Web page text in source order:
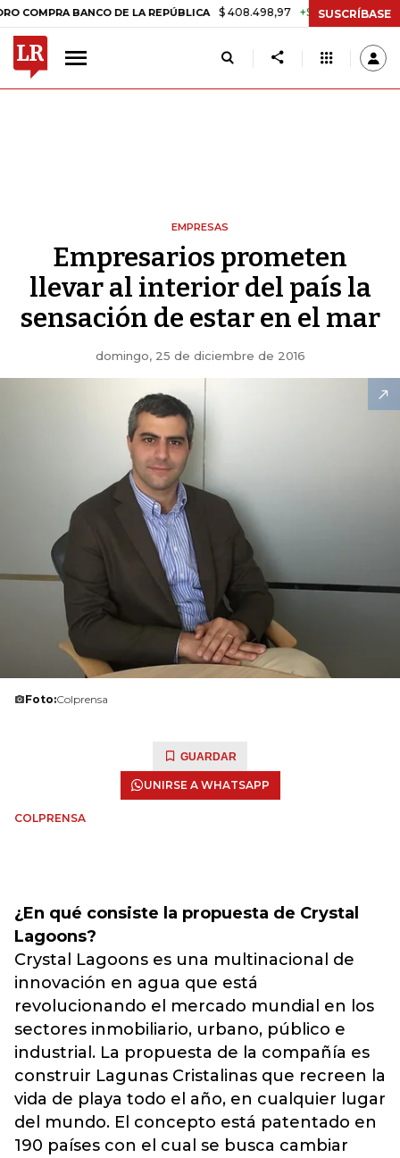
BANCO DE LA REPÚBLICA $ 408.498,97 +$ 8.753,81 +2,19%
SUSCRÍBASE
EMPRESAS
Empresarios prometen
llevar al interior del país la
sensación de estar en el mar
domingo, 25 de diciembre de 2016
Foto:Colprensa
GUARDAR
UNIRSE A WHATSAPP
COLPRENSA
¿En qué consiste la propuesta de Crystal
Lagoons?
Crystal Lagoons es una multinacional de
innovación en agua que está
revolucionando el mercado mundial en los
sectores inmobiliario, urbano, público e
industrial. La propuesta de la compañía es
construir Lagunas Cristalinas que recreen la
vida de playa todo el año, en cualquier lugar
del mundo. El concepto está patentado en
190 países con el cual se busca cambiar